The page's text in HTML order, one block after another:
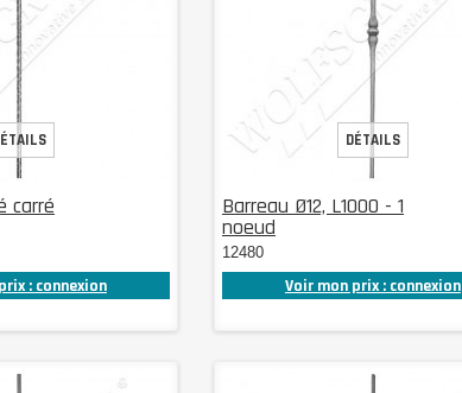
carré
: connexion
Barreau Ø12, L1000 - 1
noeud
12480
Voir mon prix : connexion
DÉTAILS